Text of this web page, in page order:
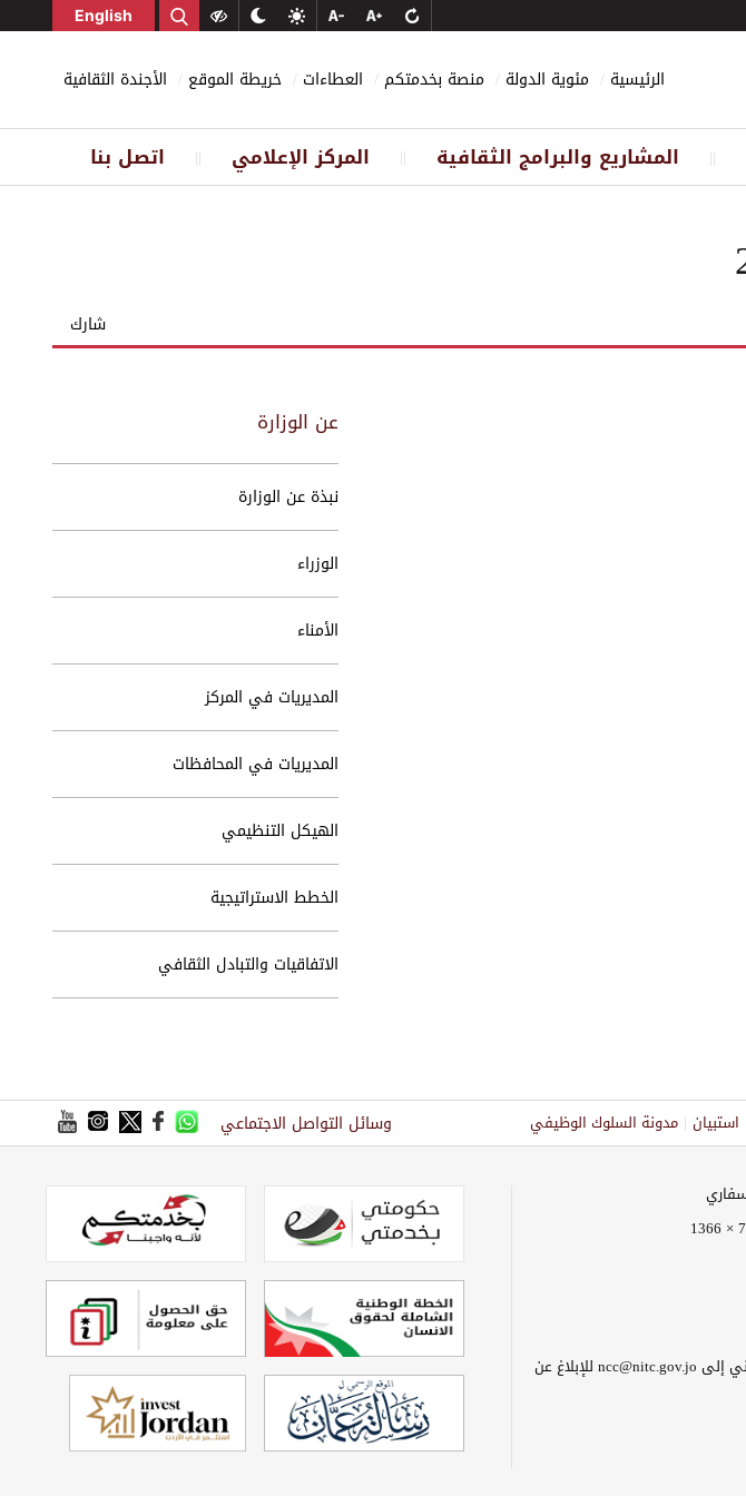
English
الرئيسية مئوية الدولة منصة بخدمتكم العطاءات خريطة الموقع الأجندة الثقافية
|| المشاريع والبرامج الثقافية || المركز الإعلامي || اتصل بنا
شارك
عن الوزارة
نبذة عن الوزارة
الوزراء
الأمناء
المديريات في المركز
المديريات في المحافظات
الهيكل التنظيمي
الخطط الاستراتيجية
الاتفاقيات والتبادل الثقافي
استبيان مدونة السلوك الوظيفي وسائل التواصل الاجتماعي
يرجى الاتصال على 065008080 أو إرسال بريد إلكتروني إلى ncc@nitc.gov.jo للإبلاغ عن